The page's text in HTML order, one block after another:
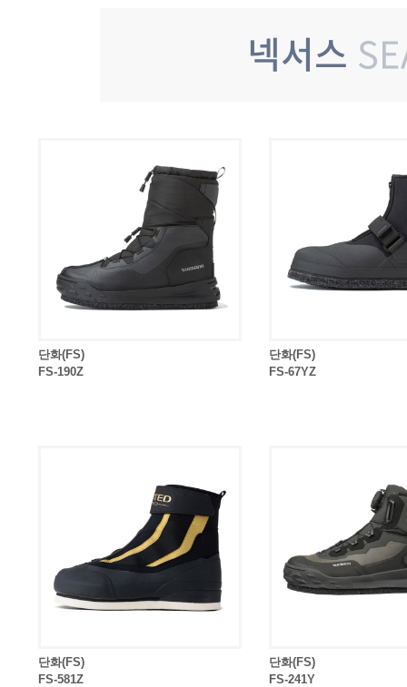
넥서스
단화(FS)
FS-190Z
단화(FS)
FS-67YZ
단화(FS)
FS-581Z
단화(FS)
FS-241Y